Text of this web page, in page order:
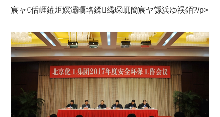
宸ャ€佸崕鑵炬嫇灞曞垎鍒繘琛屼簡宸ヤ綔浜ゆ祦銆?/p>